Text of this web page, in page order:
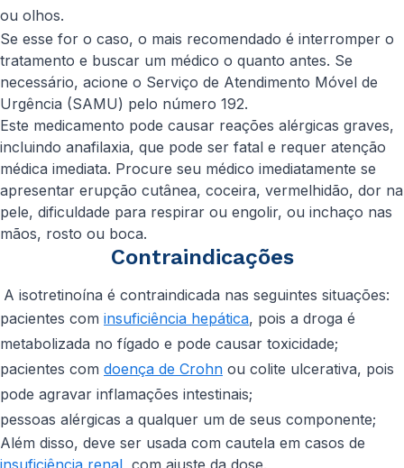
ou olhos.
Se esse for o caso, o mais recomendado é interromper o
tratamento e buscar um médico o quanto antes. Se
necessário, acione o Serviço de Atendimento Móvel de
Urgência (SAMU) pelo número 192.
Este medicamento pode causar reações alérgicas graves,
incluindo anafilaxia, que pode ser fatal e requer atenção
médica imediata. Procure seu médico imediatamente se
apresentar erupção cutânea, coceira, vermelhidão, dor na
pele, dificuldade para respirar ou engolir, ou inchaço nas
mãos, rosto ou boca.
Contraindicações
A isotretinoína é contraindicada nas seguintes situações:
pacientes com insuficiência hepática, pois a droga é
metabolizada no fígado e pode causar toxicidade;
pacientes com doença de Crohn ou colite ulcerativa, pois
pode agravar inflamações intestinais;
pessoas alérgicas a qualquer um de seus componente;
Além disso, deve ser usada com cautela em casos de
insuficiência renal , com ajuste da dose.